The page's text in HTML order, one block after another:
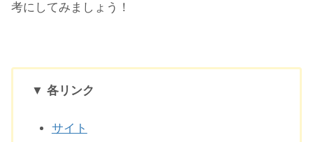
考にしてみましょう！
▼ 各リンク
サイト